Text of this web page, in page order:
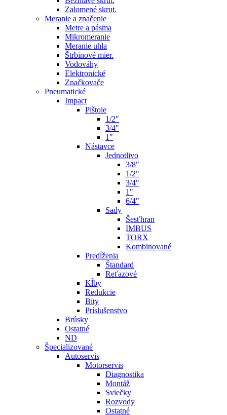
Zalomené skrut.
Meranie a značenie
Metre a pásma
Mikromeranie
Meranie uhla
Štrbinové mier.
Vodováhy
Elektronické
Značkovače
Pneumatické
Impact
Pištole
1/2"
3/4"
1"
Nástavce
Jednotlivo
3/8"
1/2"
3/4"
1"
6/4"
Sady
Šesťhran
IMBUS
TORX
Kombinované
Predĺženia
Štandard
Reťazové
Kĺby
Redukcie
Bity
Príslušenstvo
Brúsky
Ostatné
ND
Špecializované
Autoservis
Motorservis
Diagnostika
Montáž
Sviečky
Rozvody
Ostatné